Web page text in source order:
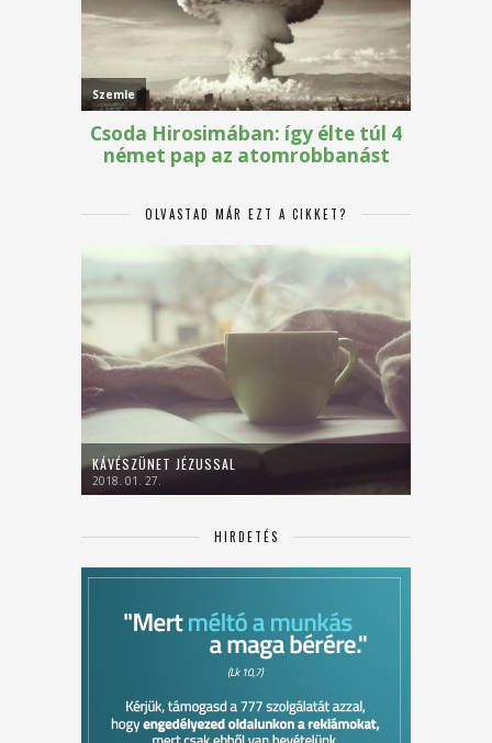
OLVASTAD MÁR EZT A CIKKET?
KÁVÉSZÜNET JÉZUSSAL
2018. 01. 27.
HIRDETÉS